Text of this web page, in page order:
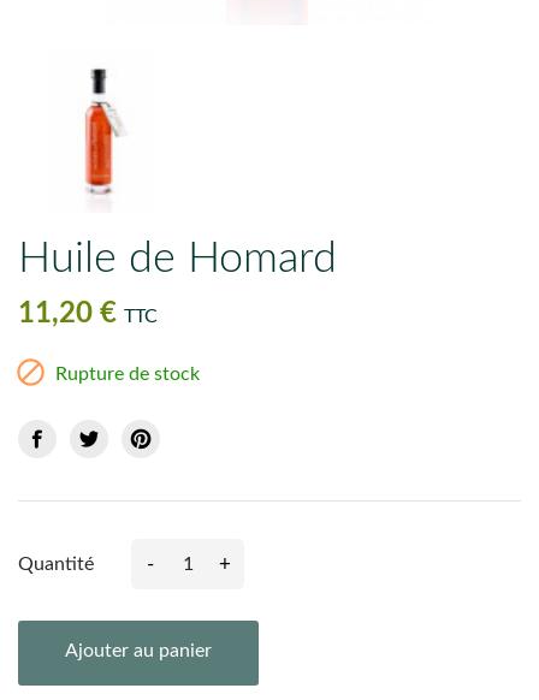
Huile de Homard
11,20 € TTC
 Rupture de stock
Quantité - +
Ajouter au panier